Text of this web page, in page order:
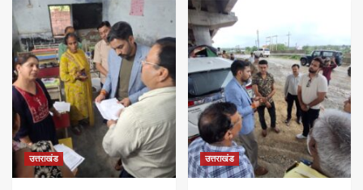
उत्तराखंड उत्तराखंड